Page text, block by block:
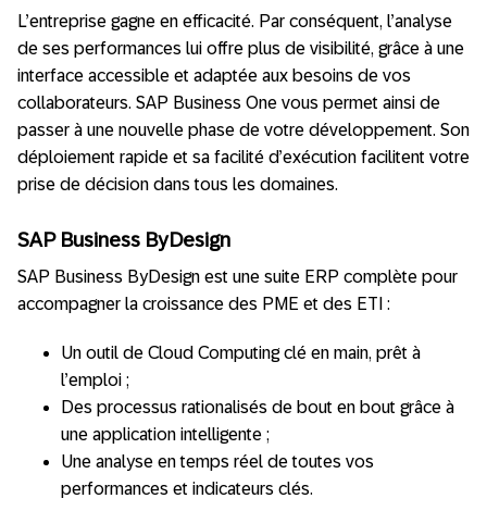
L’entreprise gagne en efficacité. Par conséquent, l’analyse
de ses performances lui offre plus de visibilité, grâce à une
interface accessible et adaptée aux besoins de vos
collaborateurs. SAP Business One vous permet ainsi de
passer à une nouvelle phase de votre développement. Son
déploiement rapide et sa facilité d’exécution facilitent votre
prise de décision dans tous les domaines.
SAP Business ByDesign
SAP Business ByDesign est une suite ERP complète pour
accompagner la croissance des PME et des ETI :
Un outil de Cloud Computing clé en main, prêt à
l’emploi ;
Des processus rationalisés de bout en bout grâce à
une application intelligente ;
Une analyse en temps réel de toutes vos
performances et indicateurs clés.